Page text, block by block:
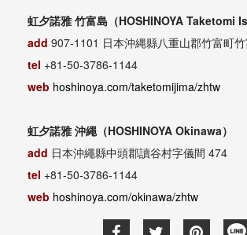
虹夕諾雅 竹富島（HOSHINOYA Taketomi
add 907-1101 日本沖縄縣八重山郡竹富町
tel +81-50-3786-1144
web hoshinoya.com/taketomijima/zhtw
虹夕諾雅 沖繩（HOSHINOYA Okinawa）
add 日本沖繩縣中頭郡讀谷村字儀間 474
tel +81-50-3786-1144
web hoshinoya.com/okinawa/zhtw